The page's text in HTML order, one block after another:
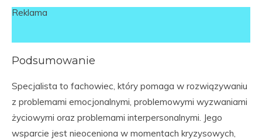
Reklama
Podsumowanie
Specjalista to fachowiec, który pomaga w rozwiązywaniu
z problemami emocjonalnymi, problemowymi wyzwaniami
życiowymi oraz problemami interpersonalnymi. Jego
wsparcie jest nieoceniona w momentach kryzysowych,